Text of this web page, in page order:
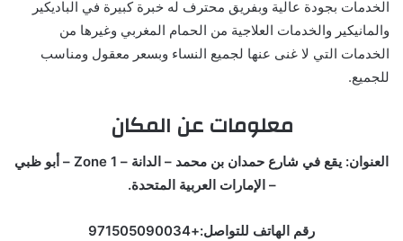
الخدمات بجودة عالية وبفريق محترف له خبرة كبيرة في الباديكير
والمانيكير والخدمات العلاجية من الحمام المغربي وغيرها من
الخدمات التي لا غنى عنها لجميع النساء وبسعر معقول ومناسب
للجميع.
معلومات عن المكان
العنوان: يقع في شارع حمدان بن محمد – الدانة – Zone 1 – أبو ظبي
– الإمارات العربية المتحدة.
رقم الهاتف للتواصل:+971505090034